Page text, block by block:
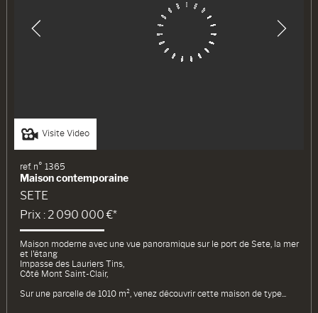
Visite Video
ref. n° 1365
Maison contemporaine
SETE
Prix : 2 090 000 €*
Maison moderne avec une vue panoramique sur le port de Sete, la mer
et l'étang
Impasse des Lauriers Tins,
Côté Mont Saint-Clair,
Sur une parcelle de 1010 m², venez découvrir cette maison de type...